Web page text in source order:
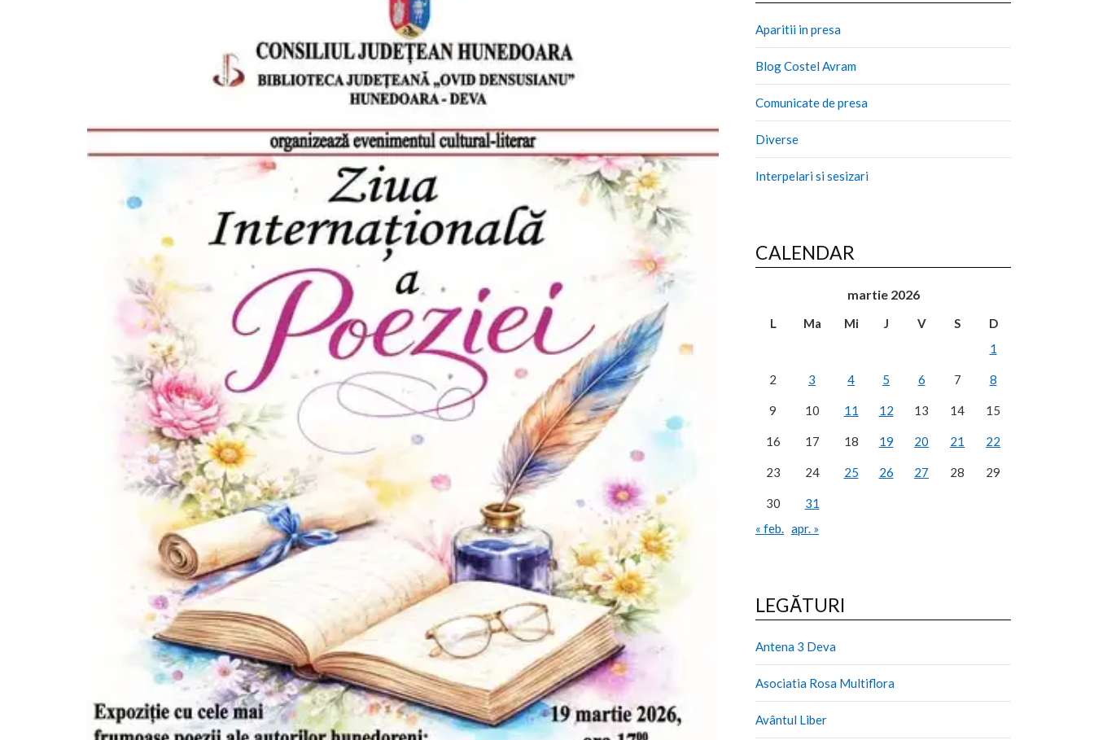
Aparitii in presa
Blog Costel Avram
Comunicate de presa
Diverse
Interpelari si sesizari
CALENDAR
martie 2026
L Ma Mi J V S
D
1
2 3 4 5 6 7 8
9 10 11 12 13 14 15
16 17 18 19 20 21 22
23 24 25 26 27 28 29
30
31
« feb. apr. »
LEGĂTURI
Antena 3 Deva
Asociatia Rosa Multiflora
Avântul Liber